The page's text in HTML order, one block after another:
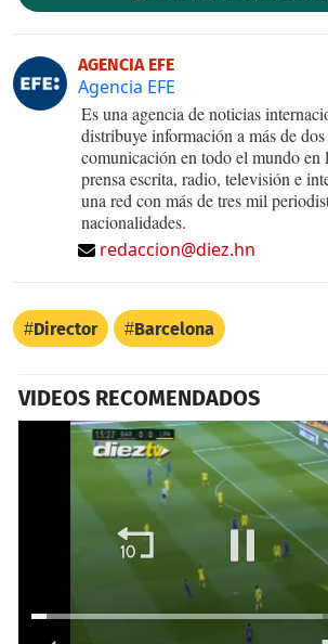
AGENCIA EFE
Agencia EFE
Es una agencia de noticias
distribuye información a más de
comunicación en todo el mundo en
prensa escrita, radio, televisión e
una red con más de tres mil
nacionalidades.
redaccion@diez.hn
Director Barcelona
VIDEOS RECOMENDADOS